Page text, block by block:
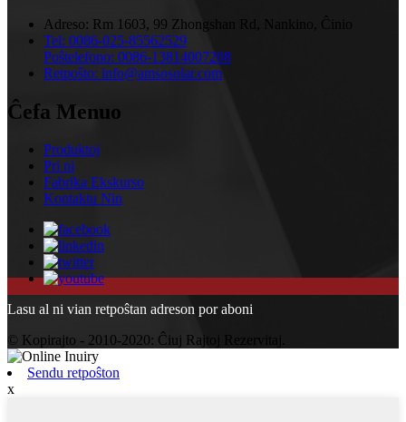
Adreso: Rm 1603, 99 Zhongshan Rd, Nankino, Ĉinio
Tel: 0086-025-85562529
Poŝtelefono: 0086-13814007208
Retpoŝto: info@amsosolar.com
Ĉefa Menuo
Produktoj
Pri ni
Fabrika Ekskurso
Kontaktu Nin
Lasu al ni vian retpoŝtan adreson por aboni
© Kopirajto - 2010-2020: Ĉiuj Rajtoj Rezervitaj.
Sendu retpoŝton
x